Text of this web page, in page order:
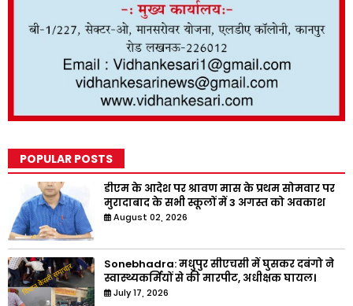
POPULAR POSTS
डीएम के आदेश पर श्रावण मास के प्रथम सोमवार पर
मुरादाबाद के सभी स्कूलों में 3 अगस्त को अवकाश
August 02, 2026
Sonebhadra: मधुपुर सीएचसी में घुसकर दबंगो ने
स्वास्थ्यकर्मियों से की मारपीट, अधीक्षक घायल।
July 17, 2026